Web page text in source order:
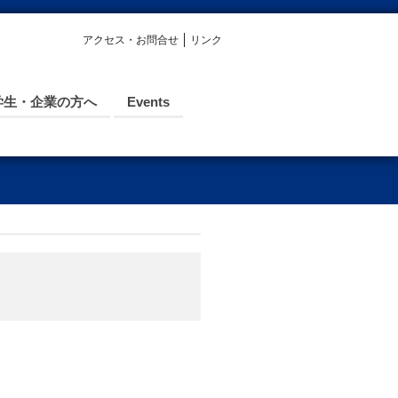
生・企業の方へ Events
アクセス・お問合せ リンク